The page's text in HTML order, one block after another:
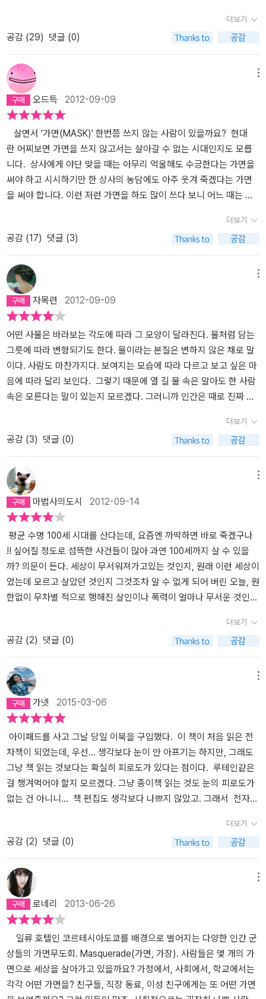
서 또 앞으로 살아가면서 다른 사람을 대하는 태도에 대해 다시 생각
해보게되는 기회가 됐습니다.
의 범인이 가리키고 간 범행장소가 바로 호텔이기 때문이다. 혈기왕
성하고 다혈질인 닛타 형사는 호텔리어가 되기 위한 교육을 받고 위
장잠입을 하는데 이 닛타 형사를 바라보는 빈틈없이 완벽한 호텔리어
나오미 눈에는 불안하기만 하다. 그도 그럴것이 형사라는 직업은 써
비스정신과는 동떨어진 막가파? 고, 호텔리어는 써.비.스 정신으로 완
전무장하지 않으면 힘든 직업이기에 닛타형사에게 호텔업무를 가르
쳐주는 나오미는 당연히 불안할 수 밖에. 호텔에서 여러날 근무하면
서 겪게 되는 손님들과의 좌충우돌 속에서 닛타형사는 호텔에 들리는
무수한 사람들이 가면을 쓰고 있다는 생각을 하게 된다. 손님들은 가
면을 쓰고 맨얼굴을 보여주지 않은채, 모두 거짓을 말하고 있기 때문
이었다. 닛타 형사의 눈에 비친 호텔이라는 장소는 때론 불륜의 현장
이 되기도 하고 , 간직하고 싶은 추억의 한 장소가 되기도 하고, 호텔
게 된다. 호텔리어라는 생소한 경험으로 닛타는 자신이 형사였을 때
전혀 생각하지 못했던 타인을 이해하는 방법을 조금씩 배우게 된다.
나오미를 통해 배운 호텔리어의 정신은 바로 가면을 존중해준다는 것
이기 때문이다. 원수는 외나무다리에서 만난다고 닛타형사가 과거
에 안좋은 인연으로 스쳤던 영어강사를 호텔의 손님으로 만나는데,
과거의 영어강사는 사회에서 자신감을 상실한 뒤 낙향하기 전에 고
급호텔에서 마지막 밤을 보내기 위해 들린 것이었다. 고급호텔에서
닛타를 만나자, 괜히 심술이 난 그는 고의적으로 닛타를 괴롭히는
데 닛타형사는 화가 나지만, 정체를 밝힐 수 없어 당하기만 하는데....
체트 아웃하는 날 자신을 괴롭힌 손님에게 사연을 듣게 된다. “호텔
리어는 손님의 맨얼굴이 훤히 보여도 그 가면을 존중해드려야 해
요. 태어나자마자, 누군가에게 페르소나가 씌어지는 삶을 살아간다.
려는 노력을 해야 하는 것 같다. 그래서 닛타형사가 호텔일을 처음 시
작하였을 때 어린아이처럼 보여졌다. 서투르고 어리숙하고 실수투성
이인 사회속의 내 모습이다. 시간이 지남에 따라 닛타형사가 타인을
이해하는 과정은 어른이 되어가는 모습이다. 누구나 가면을 쓰고 살
지만, 누구도 타인의 맨얼굴을 이해하려 하지 않기에 타인의 맨얼굴
을 존중한다는 것은 성숙된 모습이다. 살면서 무수하게 '나'를 찾기 위
한 여정을 떠나지만, 그 여정은 타인을 이해하는 것으로 완성된다는,
이론으로는 쉽게 말할 수 있지만, 타인의 맨얼굴을 존중한다는 것은
얼마나 힘든가 말이다. 부끄럽지만 한번도 타인이 쓰고 있는 가면속
의 맨얼굴을 보려고 한 적도 이해하려 한 적도 없는 것 같다. 이 책은
추리소설이지만, 사건의 전개와 살인사건에 대한 이야기보다 내게는
타인을 이해하는 방법을 가르쳐주는 것 같았다. 누군가의 맨얼굴 , 당
물음표를 남겨주는 작가다. ★ 히가시노 게이고의 몇번째 작품인
지 모르겠다. 그래도 유일하게 좋아하는 추리소설 작가이지만, 워낙
다작가라 내가 읽어본 것은 손에 꼽힌다. 이번 , 매스커레이드 호텔은
다소 임팩트가 부족한 느낌이다. 뭐 다른 작품에 비해서이니까 . 참고
하시고.. 우선 용의자 X의 헌신을 보자. 사람이 순수함에 반해서 순
수함을 지키기 위해 희생한다? 이 책을 다 읽고 그런 사랑이 존재할
수 있을까? 하는 물음이 떠나지 않을 정도로 진한 여운이 남는다.주인
공 이시가미를 통해서 본 사랑이란 모든 정신적인 것은 때론 모든 육
체적인 사랑을 초월하는 것을 보여주는데 주인공이 죽기 바로 직전
바라본 '순수'가 결국 이시가미의 존재의 이유가 되어 인생을 바꾸어
놓는다. 누군가에게 살아가는 이유가 된다는 것, 그런 강렬한 메세지
를 담고 있다. 히가시노 게이고와의 첫번째 만남이었던 책이라 여전
다. 유성의 인연. 이 책은 더 말할 것도 없다. 유성이 떨어지는 날, 부
모님의 잔인한 죽음으로 시작하여 사회에 내던져진 세 남매의 이야
기. 그리고 범인과의 사랑, 참 인연이라는 끈과 사랑이라는 두가지 굴
레에서 고민하고 있던 주인공들의 심리묘사가 돋보이던 작품이었다.
일생에 단 한번 뿐인 인연이 운명처럼 다가왔는데 그 인연은 악연이
었다는 것. 삶은 때론 그렇게 잔인한 법이다. 붉은 손가락. 이 책은 사
람이 태어나면서 첫 관계를 맺는 사회적 존재로서의 부모와 가족이라
는 울타리, 우리 사회에 소통의 단절이 보여주는 사회 문제를 다룬 소
설이다. 이 책 읽으면서 우리 사회에 위기 의식을 느꼈던 것 같다. 요
즘 부모들에게 아무래도 경각심을 심어줄만한 교육적인 측면도 있었
던 추리소설이라는 점에 높은 점수를 주었던 책이다. 백야행은 로맨
더보기
공감 (29) 댓글 (0)
오드득 2012-09-09
살면서 '가면(MASK)' 한번쯤 쓰지 않는 사람이 있을까요? 현대
란 어찌보면 가면을 쓰지 않고서는 살아갈 수 없는 시대인지도 모릅
니다. 상사에게 야단 맞을 때는 아무리 억울해도 수긍한다는 가면을
써야 하고 시시하기만 한 상사의 농담에도 아주 웃겨 죽겠다는 가면
을 써야 합니다. 이런 저런 가면을 하도 많이 쓰다 보니 어느 때는 진
버티려면 어쩔 수 없다고 스스로 납득시키지만 점점 진짜 나를 잃어
간다는 상실감에서 오는 씁쓸함은 달랠길이 없죠. 그리고 보니 프로
이트도 여기에 대해 말했던 것 같군요. 사회는 개인의 솔직한 욕망들
을 인정하지 않는데 ( 그렇게 되면 너무도 다양하고 한계가 없는 개인
의 욕망 때문에 사회의 지속이 불가능하기 때문이죠.) 그래서 개인들
이 그 사회에 끼어들기 위해서는 자신의 진짜 욕망을 감추고 사회가
원하는 가면을 쓸 수 밖에 없다고 말입니다. 그 때 개인들이 쓰게되
는 가면을 프로이트는 가면을 뜻하는 그리스어인 '페르소나'라고 불렀
습니다. 프로이트는 여기서 더 나아가 사실은 사람의 자아라는 것 자
체가 페르소나에 불과하다고도 말했습니다. 그만큼 가면이란 우리에
게 필수이며 스스로 다른 것으로 꾸미는 위장은 삶과 불가분 관계라
는 것을 강조한 것이죠. 이렇게 보자면 히가시노 게이고의 작가생활
유하고 있는 것이나 마찬가지인 것 같습니다. 그래서 호텔 이름이 사
실은 '코르테시아도'임에도 불구하고 굳이 가면무도회를 뜻하는 '매스
커레이드'라 이름 붙인 게 아닌가 싶어지네요. 아마도 제목 자체에
서 히가시노 게이고가 이 소설에서 무엇을말하려는지 직접 드러날 수
있도록 말입니다. 코르테시아도 호텔의 프런트 담당 나오미는 손
님이 호텔에 머무르는 동안만은 최상의 만족을 얻도록 해야 한다는
것을 그 무엇보다 중시하는 열혈 호텔리어입니다. 그런 그녀에게 하
루는 청천벽력과도 같은 소식이 떨어지는데요, 그것은 최근 도쿄에서
잇따라 일어나는 연쇄 살인 사건 수사를 위하여 경찰들이 호텔 직원
으로 위장 취업하게 되었다는 그것입니다. 형사로서의 자질은 어떨지
몰라도 호텔리어로서는 초심자라 어설프기 짝이 없어 손님들의 기분
을 망치고 호텔의 신뢰를 떨어뜨릴 것이 분명한 그들이 나오미로서는
사야 어쨌든 아무리 형사라고 해도 호텔에서 일하는 동안은 호텔리어
가 우선이야! 어엿한 호텔리어가 될 수 있도록 내가 가르치겠어!'라고
말입니다. 그것도 아주 단단한 각오로! 이 각오에 희생양이 된 사람
이 바로 경시청의 닛타입니다. 사실은 그 역시 이 호텔 직원 위장 수사
가 그리 달갑지가 않았어요. 연쇄살인사건의 유일한 단서인 암호를
뛰어난 추리로 해독해낸 그이니만큼 호텔에서 언제올지 모르는 범인
을 기다리기 보다는 바깥에서 단서들을 찾아내어 추리를 통해 숨어있
는 범인을 추적하고 싶은 마음이 더 컸기 때문이죠. 하지만 명령은 명
령. 본심을 숨기고 순종하는 가면을 쓸 수 밖에요. 그것만으로도 실은
괴로워 죽을 지경인데 이 나오미란 여자는 수사를 위해 임시로 쓴 것
에 불과한 호텔리어라는 가면을 자신의 진짜 얼굴이라는 듯이 시종일
관 가르치고 야단치고 성가시게 굴고 있으니 더욱 고달플 수 밖에 없
한 신념의 소유자 나오미 앞에서는 그야말로 속수무책일 뿐! 여기까
지 이르면 우리는 바로 알 수 있게 됩니다. 이 소설은 제목 자체에서
분명하게 드러났던 대로 가면과 위장이 핵심이라는 것이 말이죠. 사
회와 더불어 살아가기 위해서는 어쩔 수 없이 해야하는 그것의 의미
를 되새겨 보는 것. 바로 그것을 히가시노 게이고는 '매스커레이드 호
텔'을 통해 보여주려 합니다. 그것에 다가가기 위한 첫 걸음으로 히가
시노 게이고는 사람들이 가면을 쓴다는 것을 알았을 때 보이게 되는
반응으로 부터 시작합니다. 그것이 바로 불륜의 장소로 자주 애용되
는 호텔을 소설의 주된 공간적 배경으로 가져온 까닭입니다. 만일 당
신이 호텔의 프런트 직원이라면 불륜이라는 자신의 진짜 욕망은 숨기
고 그저 잠만 자러온 것 처럼 가면을 쓰고 온 사람들을 많이 만나게 되
더보기
공감 (17) 댓글 (3)
자목련 2012-09-09
어떤 사물은 바라보는 각도에 따라 그 모양이 달라진다. 물처럼 담는
그릇에 따라 변형되기도 한다. 물이라는 본질은 변하지 않은 채로 말
이다. 사람도 마찬가지다. 보여지는 모습에 따라 다르고 보고 싶은 마
음에 따라 달리 보인다. 그렇기 때문에 열 길 물 속은 알아도 한 사람
속은 모른다는 말이 있는지 모르겠다. 그러니까 인간은 때로 진짜 나
가 아니더라도 말이다. 제목에서 암시하듯 히가시노 게이고의 『매스
커레이드 호텔』에서 형사 닛타가 열흘 동안 자신의 신분을 감추고 호
텔리어로 살아야 하는 이유도 그랬다. 호텔에서 벌어진 살인 사건을
막기 위한 선택이었다. 아무런 연관도 없는 세 명의 피해자, 사건마다
알 수 없는 조합인 두 개의 숫자만을 남긴 세 건의 살인사건에 숨겨진
단서를 통해 다음 서건 장소를 알아낸다. 도쿄 최고의 야경으로 유명
한 최고급 호텔에서 과연 살인은 일어날까? 소설은 예고된 범죄 공간
에서 사건을 막고 범인을 검거해야 하는 단순 명료한 추리소설의 형
식과 요건을 갖추고 있다. 형사들은 벨보이, 하우스 키퍼, 방문객, 프
런트 직원으로 위장하며 수사한다. 범인에 대해 밝혀진 단서가 없으
니 모든 인물이 용의자가 될 수 있다. 이 소설이 흥미로운 점은 그 공
간이 바로 호텔이라는 점이다. 호텔은 각양각색의 사람들이 출입한
리어인 나오미가 닛타와 마찰이 생기는 이유도 그 때문이다. 닛타의
고교시절 교생 선생님이 과거의 오해로 호텔리어로 나타난 닛타에게
온갖 트집을 잡아도 불평이나 불만을 제기해서는 안되는 것이다. 결
국 닛타 형사는 나오미에게 사건의 전말을 알려주고 협조를 구한다.
호텔에 대한 애정으로 나오미는 그를 돕지만 여전히 불만을 감추지
못한다. 그러니까 닛타는 호텔에 방문하는 모든 고객들을 의심하며
뒷조사를 하려는 반면, 나오미는 자신의 경험을 토대로 고객을 옹호
한다. 누군가에게는 잠시 머무르는 공간일지 모르지만 나오미에겐 소
중한 추억이 담긴 곳이자 일터이니 당연한 일이다. 설사 그가 진실을
숨긴 채 가면을 쓴 이라 하더라도 말이다. 소설은 호텔에서 일어날
수 있는 모든 경우의 수를 보여준다. 인간이 얼마나 위선적일 수 있는
지, 인간의 집착이 얼마나 무서운지, 감춰진 욕망의 크기를 낱낱이 드
다하고 남의 눈을 피해 사랑을 나누는 위험한 관계를 지속하기 위한
방문도 많은 곳이 호텔이다. 내가 아닌 나로 살 수 있는 곳이기도 한
것이다. 물론 어느 공간이든 가능하지만 호텔이라는 곳은 허락받은
공간이라고 해야 할까. 색안경을 끼고 보면 사람들은 모두 위험한 존
재이며, 속이려고 마음만 먹으면 남을 속일 수 있는 현재 우리 사회의
모습을 포착할 수 있는 공간인 것이다. 그것은 안락하고 편안한 객실
을 위해 많은 감시 카메라가 함께 존재하는 것과 같다. 열정과 패기만
앞세운 닛세와 어리바리한 아저씨 같지만 범죄 해석과 정보 수집에
탁월한 노세와 현장에서의 경험으로 탁월한 추리 감각을 선보이는 나
오미의 활약은 소설의 흥을 돋군다. 짧은 시간 경찰이 아닌 호텔리어
로 생활하면서 닛타는 타인에 대한 가면 벗기기가 아닌 이해의 폭을
더보기
공감 (3) 댓글 (0)
마법사의도시 2012-09-14
평균 수명 100세 시대를 산다는데, 요즘엔 까딱하면 바로 죽겠구나
!! 싶어질 정도로 섬뜩한 사건들이 많아 과연 100세까지 살 수 있을
까? 의문이 든다. 세상이 무서워져가고있는 것인지, 원래 이런 세상이
었는데 모르고 살았던 것인지 그것조차 알 수 없게 되어 버린 오늘, 원
한없이 무차별 적으로 행해진 살인이나 폭력이 얼마나 무서운 것인지
이 주는 그것과는 또 다른 것이니까. 추리 소설을 좋아하는 까닭은 맞
춰가는 재미가 있어서였다. 퍼즐을 맞추듯 조각을 끼워나가듯 마지막
에 탐정이 '당신이 범인이야'하기 전에 내가 먼저 범인을 지목하는 희
열감과 사건 속에서 파헤쳐지는 사람들의 이야기가 좋아서였다. 현실
의 무시무시한 사건들과는 달리. 하지만 어찌보면 소설 속에서도 무
차별 살인이 벌어지고 단 한 사람에게 복수하기 위한 트릭으로 다른
사람들을 헤치는 범인이 등장하기도 한다. 그때는 왜 그다지 잔인하
게 보이질 않았던 것일까. 아마 생명감을 느낄 수 없어서였을 것이다.
그저 허구의 인물들이 이름만 나타났다 죽었다로 표기되는 것 뿐이니
까. 좋아하는 작가 히가시노 게이고의 새로운 소설 [매스커레이드 호
텔]에서도 어김없이 살인이 먼저 일어났다. 30세 오카베 라는 회사원
이 교살된 상태로 발견되었다. 그의 죽음만으로는 단서가 부족한 찰
살. 대체 이 두 남녀에게 무슨 공통점이 있는 것일까? 에 주목하고 있
는데 소설 속 살인은 정신없이 휘몰아친다. 마치 태풍처럼. 이번에는
53세의 가즈유키라는 교사다 후두부가 가격된 채 발견되었다. 세 명
의 죽음에는 그 어떤 공통점도 없어 보였다. 숫자를 발견하기 전까지
는. 그들의 살해 현장에는 알 수 없는 숫자들이 남겨져 있었는데, 14
3803944 같은 암호처럼 보이는 숫자들이었다. 루팡의 기암성으로
가는 단서도 아니고 이 무슨 해괴한 사건인지.하지만 곧 숫자들이 장
소를 의미함을 알게 되고 닛타고스케 형사는 다음 살해예고 장소인
매스커레이드 호텔에서 호텔리어로 잠복하며 범인 검거에 나섰다.
사건이 일어나고 탐정이 나타나고 단서를 찾아가다 범인을 검거하는
것. 평소의 추리소설이라면 이 순서로 진행되었을 것이다. 하지만 이
더보기
공감 (2) 댓글 (0)
가넷 2015-03-06
아이패드를 사고 그날 당일 이북을 구입했다. 이 책이 처음 읽은 전
차책이 되었는데, 우선... 생각보다 눈이 안 아프기는 하지만, 그래도
그냥 책 읽는 것보다는 확실히 피로도가 있다는 점이다. 루테인같은
걸 챙겨먹어야 할지 모르겠다. 그냥 종이책 읽는 것도 눈의 피로도가
없는 건 아니니... 책 편집도 생각보다 나쁘지 않았고. 그래서 전자책
튼 전자책에 대한 평은 이만 그만하고 책을 이야기 하자면... 히가시노
게이고의 책 중 제일 좋아하는 책이 될 것 같다는 점이다. 난 단순히
트릭의 기발함이나 정교함 사건을 풀어나가는 논리자체를 즐기는 편
은 아니다. 추리소설에서도 확실히 이야기를 중점에 두고 읽는 편이
다. 일전에 읽었던 고향이 홈즈 시리즈 정도가 된다면야 짜증이 난다
고 생각하겠지만. 사건은 호텔에서 벌어지게 된다. 여기서 다양한 이
야기들이 엮이게 되는데, 호텔이라는 장소가 불특정 다수가 모인 곳
이나 보니 이런저런 사연의 사람들이 흘러들어오기 마련이다. 그런
사연의 이야기들이 흥미롭게 읽혀졌다. 사건 자체의 추리도 잊혀지지
않는 선에서. 마지막에 범인의 동기를 보면 참 어떤 곳이건 원한을 질
지 알 수 없겠다 싶었다. 난 그렇게 되는게 싫어서 남들에게 싫은 소리
더보기
공감 (2) 댓글 (0)
로네리 2013-06-26
일류 호텔인 코르테시아도쿄를 배경으로 벌어지는 다양한 인간 군
상들의 가면무도회. Masquerade(가면, 가장). 사람들은 몇 개의 가
면으로 세상을 살아가고 있을까요? 가정에서, 사회에서, 학교에서는
각각 어떤 가면을? 친구들, 직장 동료, 이성 친구에게는 또 어떤 가면